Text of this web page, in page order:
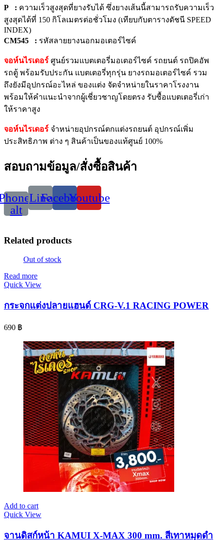
P : ความเร็วสูงสุดที่ยางรับได้ ซึ่งยางเส้นนี้สามารถรับความเร็ว
สูงสุดได้ที่ 150 กิโลเมตรต่อชั่วโมง (เทียบกับตารางดัชนี SPEED
INDEX)
CM545
: รหัสลายยางนอกมอเตอร์ไซค์
จอห์นไรเดอร์ ศูนย์รวมแบตเตอรี่มอเตอร์ไซค์ รถยนต์ รถปิคอัพ
รถตู้ พร้อมรับประกัน แบตเตอรี่ทุกรุ่น ยางรถมอเตอร์ไซค์ รวม
ถึงยังมีอุปกรณ์อะไหล่ ของแต่ง จัดจำหน่ายในราคาโรงงาน
พร้อมให้คำแนะนำจากผู้เชี่ยวชาญโดยตรง รับซื้อแบตเตอรี่เก่า
ให้ราคาสูง
จอห์นไรเดอร์ จำหน่ายอุปกรณ์ตกแต่งรถยนต์ อุปกรณ์เพิ่ม
ประสิทธิภาพ ต่าง ๆ สินค้าเป็นของแท้ศูนย์ 100%
สอบถามข้อมูล/สั่งซื้อสินค้า
alt
LineFacebookYoutube
Related products
Out of stock
Read more
Quick View
กระจกแต่งปลายแฮนด์ CRG-V.1 RACING POWER
690 ฿
Add to cart
Quick View
จานดิสก์หน้า KAMUI X-MAX 300 mm. สีเทาหมุดดำ